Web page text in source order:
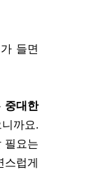
들면
중대한
까요.
필요는
럽게